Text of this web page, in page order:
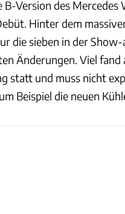
B-Version des Mercedes
Hinter dem
die sieben in der
Änderungen. Viel fand
statt und muss nicht
Beispiel die neuen